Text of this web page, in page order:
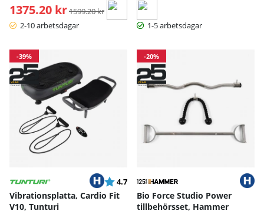
1375.20 kr Ordinarie pris:
1599.20 kr
2-10 arbetsdagar
1-5 arbetsdagar
-39%
Betyg:
4.7 utav 5 stjärnor
Vibrationsplatta, Cardio Fit
V10, Tunturi
-20%
Bio Force Studio Power
tillbehörsset, Hammer